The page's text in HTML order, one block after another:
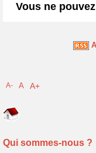
Vous ne
A- A A+
Qui sommes-nous ?